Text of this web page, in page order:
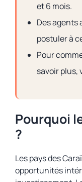
et 6 mois.
Des agents
postuler à
Pour
savoir plus,
Pourquoi
?
Les pays des
opportunités